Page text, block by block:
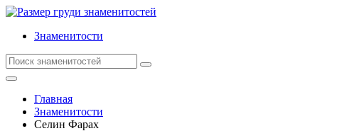
Знаменитости
Главная
Знаменитости
Селин Фарах